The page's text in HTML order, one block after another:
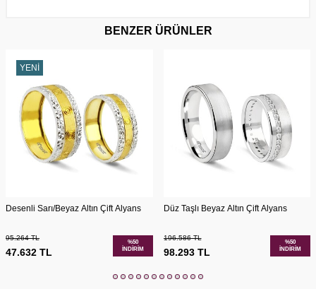
BENZER ÜRÜNLER
YENI
Desenli Sarı/Beyaz Altın Çift Alyans
95.264TL
47.632 TL
%50
İNDIRIM
Düz Taşlı Beyaz Altın Çift Alyans
196.586TL
98.293TL
%50
İNDIRIM